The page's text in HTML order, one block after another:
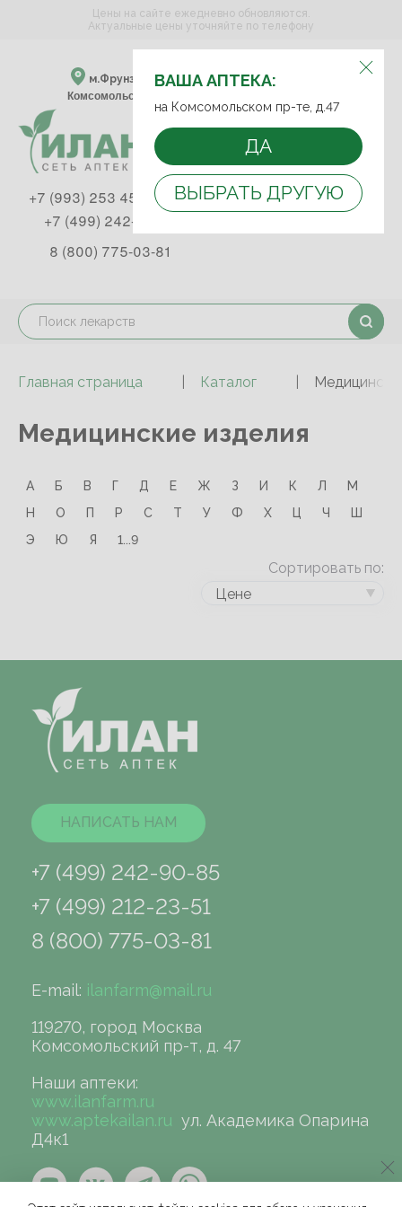
ВЫБЕРИТЕ АПТЕКУ:
м.Фрунзенская м.Спортивная
Комсомольский пр-т, д. 47
ВАША АПТЕКА:
на Комсомольском пр-те, д.47
ДА
ВЫБРАТЬ ДРУГУЮ
Цены на сайте ежедневно обновляются.
Актуальные цены уточняйте по телефону
+7 (993) 253 45 93
+7 (499) 242-90-85
8 (800) 775-03-81
Главная страница Каталог
Медицинские изделия
А Б В Г Д Е Ж З И К Л
М
Н
О П Р С Т У Ф Х Ц Ч
Ш
Э
Ю Я 1...9
Сортировать по:
Цене
НАПИСАТЬ НАМ
+7 (499) 242-90-85
+7 (499) 212-23-51
8 (800) 775-03-81
E-mail: ilanfarm@mail.ru
119270, город Москва
Комсомольский пр-т, д. 47
Наши аптеки:
www.ilanfarm.ru
www.aptekailan.ru ул. Академика Опарина
Д4к1